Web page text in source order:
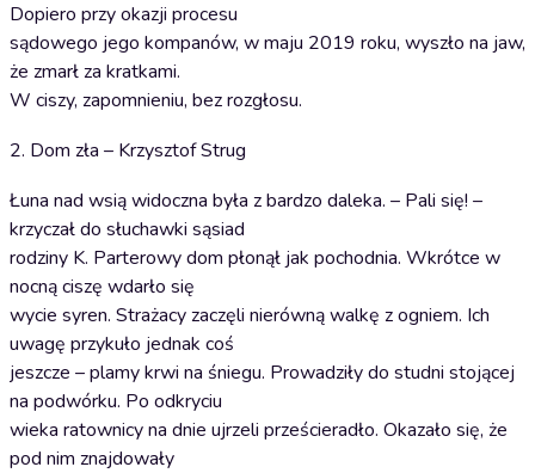
Dopiero przy okazji procesu
sądowego jego kompanów, w maju 2019 roku, wyszło na jaw,
że zmarł za kratkami.
W ciszy, zapomnieniu, bez rozgłosu.
2. Dom zła – Krzysztof Strug
Łuna nad wsią widoczna była z bardzo daleka. – Pali się! –
krzyczał do słuchawki sąsiad
rodziny K. Parterowy dom płonął jak pochodnia. Wkrótce w
nocną ciszę wdarło się
wycie syren. Strażacy zaczęli nierówną walkę z ogniem. Ich
uwagę przykuło jednak coś
jeszcze – plamy krwi na śniegu. Prowadziły do studni stojącej
na podwórku. Po odkryciu
wieka ratownicy na dnie ujrzeli prześcieradło. Okazało się, że
pod nim znajdowały